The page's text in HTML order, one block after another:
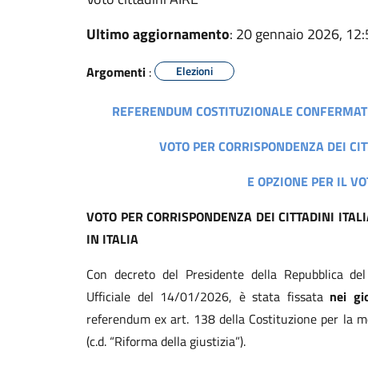
Ultimo aggiornamento: 20 gennaio 2026,
Argomenti : Elezioni
REFERENDUM COSTITUZIONALE
VOTO PER CORRISPONDENZA DEI
E OPZIONE PER IL
VOTO PER CORRISPONDENZA DEI CITTADINI
IN ITALIA
Con decreto del Presidente della Repubblica
Ufficiale del 14/01/2026, è stata fissata nei
referendum ex art. 138 della Costituzione per la
(c.d. “Riforma della giustizia”).